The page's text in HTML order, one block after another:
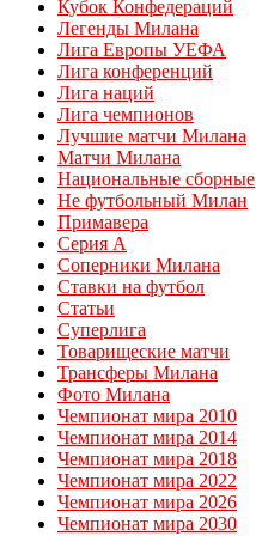
Кубок Конфедераций
Легенды Милана
Лига Европы УЕФА
Лига конференций
Лига наций
Лига чемпионов
Лучшие матчи Милана
Матчи Милана
Национальные сборные
Не футбольный Милан
Примавера
Серия А
Соперники Милана
Ставки на футбол
Статьи
Суперлига
Товарищеские матчи
Трансферы Милана
Фото Милана
Чемпионат мира 2010
Чемпионат мира 2014
Чемпионат мира 2018
Чемпионат мира 2022
Чемпионат мира 2026
Чемпионат мира 2030